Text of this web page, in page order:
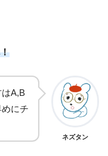
A,B
にチ
ネズタン